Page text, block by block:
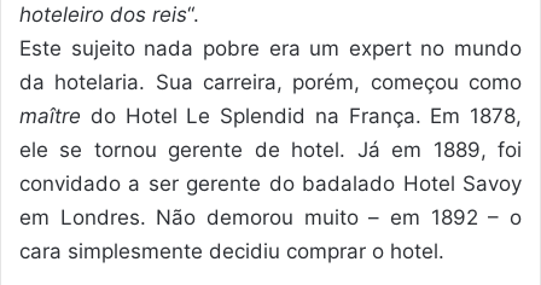
hoteleiro dos reis“.
Este sujeito nada pobre era um expert no mundo
da hotelaria. Sua carreira, porém, começou como
maître do Hotel Le Splendid na França. Em 1878,
ele se tornou gerente de hotel. Já em 1889, foi
convidado a ser gerente do badalado Hotel Savoy
em Londres. Não demorou muito – em 1892 – o
cara simplesmente decidiu comprar o hotel.